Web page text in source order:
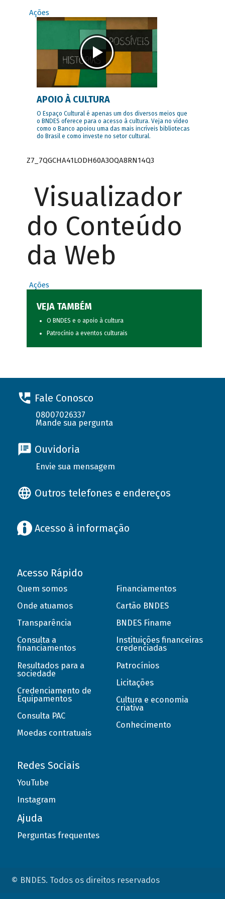
Ações
APOIO À CULTURA
O Espaço Cultural é apenas um dos diversos meios que
o BNDES oferece para o acesso à cultura. Veja no vídeo
como o Banco apoiou uma das mais incríveis bibliotecas
do Brasil e como investe no setor cultural.
Z7_7QGCHA41LODH60A3OQA8RN14Q3
Visualizador
do Conteúdo
da Web
Ações
VEJA TAMBÉM
O BNDES e o apoio à cultura
Patrocínio a eventos culturais
Fale Conosco
08007026337
Mande sua pergunta
Ouvidoria
Envie sua mensagem
Outros telefones e endereços
Acesso à informação
Acesso Rápido
Quem somos
Onde atuamos
Transparência
Consulta a
financiamentos
Resultados para a
sociedade
Credenciamento de
Equipamentos
Consulta PAC
Moedas contratuais
Financiamentos
Cartão BNDES
BNDES Finame
Instituições financeiras
credenciadas
Patrocínios
Licitações
Cultura e economia
criativa
Conhecimento
Redes Sociais
YouTube
Instagram
Ajuda
Perguntas frequentes
© BNDES. Todos os direitos reservados